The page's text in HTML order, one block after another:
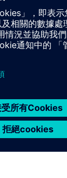
項目規劃和調試